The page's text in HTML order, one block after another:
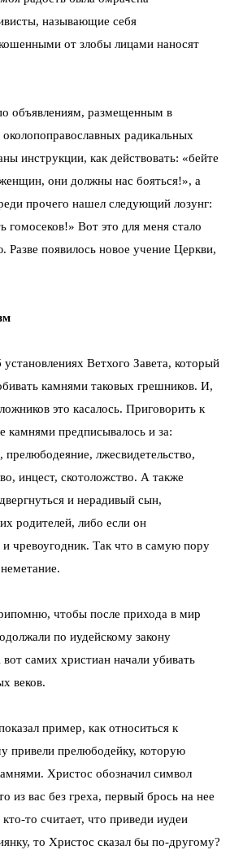
называющие себя
от злобы лицами наносят
объявлениям, размещенным в
радикальных
инструкции, как действовать: «бейте
они должны нас бояться!», а
прочего нашел следующий лозунг:
гомосеков!» Вот это для меня стало
Разве появилось новое учение Церкви,
Ветхого Завета, который
камнями таковых грешников. И,
это касалось. Приговорить к
камнями предписывалось и за:
лжесвидетельство,
инцест, скотоложство. А также
и нерадивый сын,
родителей, либо если он
чревоугодник. Так что в самую пору
чтобы после прихода в мир
по иудейскому закону
самих христиан начали убивать
веков.
пример, как относиться к
привели прелюбодейку, которую
Христос обозначил символ
из вас без греха, первый брось на нее
то считает, что приведи иудеи
то Христос сказал бы по-другому?